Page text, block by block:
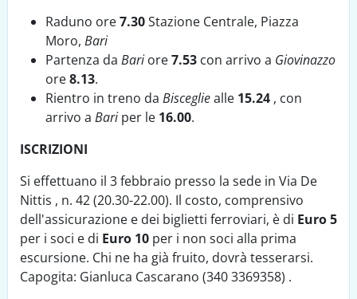
Raduno ore7.30Stazione Centrale, Piazza
Moro, Bari
Partenza da Bariore7.53con arrivo a Giovinazzo
ore8.13.
Rientro in treno da Biscegliealle 15.24, con
arrivo a Bariper le 16.00.
ISCRIZIONI
Si effettuano il 3 febbraio presso la sede in Via De
Nittis , n. 42 (20.30-22.00). Il costo, comprensivo
dell'assicurazione e dei biglietti ferroviari, è di Euro 5
per i soci e di Euro 10per i non soci alla prima
escursione. Chi ne ha già fruito, dovrà tesserarsi.
Capogita: Gianluca Cascarano (340 3369358) .